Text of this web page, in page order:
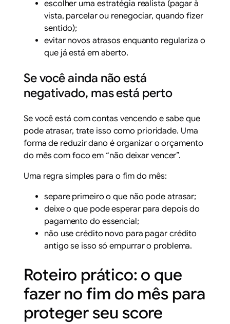
escolher uma estratégia realista (pagar à
vista, parcelar ou renegociar, quando fizer
sentido);
evitar novos atrasos enquanto regulariza o
que já está em aberto.
Se você ainda não está
negativado, mas está perto
Se você está com contas vencendo e sabe que
pode atrasar, trate isso como prioridade. Uma
forma de reduzir dano é organizar o orçamento
do mês com foco em “não deixar vencer”.
Uma regra simples para o fim do mês:
separe primeiro o que não pode atrasar;
deixe o que pode esperar para depois do
pagamento do essencial;
não use crédito novo para pagar crédito
antigo se isso só empurrar o problema.
Roteiro prático: o que
fazer no fim do mês para
proteger seu score